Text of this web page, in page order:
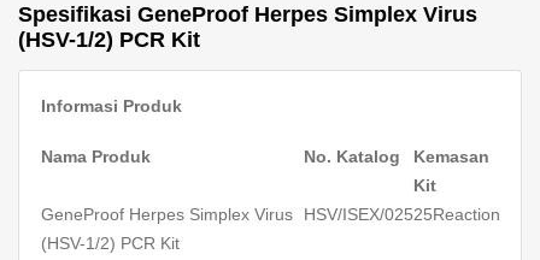
Spesifikasi GeneProof Herpes Simplex Virus
(HSV-1/2) PCR Kit
Informasi Produk
Nama Produk No. Katalog
Kemasan
Kit
GeneProof Herpes Simplex Virus
(HSV-1/2) PCR Kit
HSV/ISEX/02525Reaction